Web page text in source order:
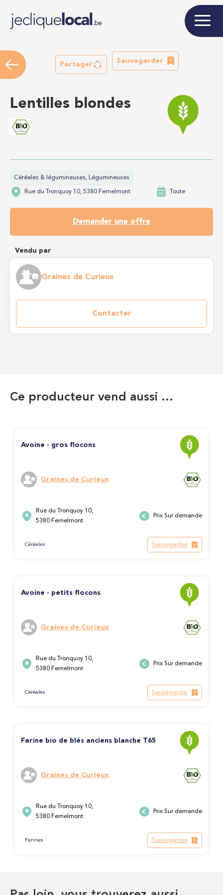
Partager
Sauvegarder
Lentilles blondes
Céréales & légumineuses, Légumineuses
Rue du Tronquoy 10, 5380 Fernelmont Toute
Demander une offre
Vendu par
Graines de Curieux
Contacter
Ce producteur vend aussi …
Avoine - gros flocons
Graines de Curieux
Rue du Tronquoy 10,
5380 Fernelmont
Prix Sur demande
Céréales Sauvegarder
Avoine - petits flocons
Graines de Curieux
Rue du Tronquoy 10,
5380 Fernelmont
Prix Sur demande
Céréales Sauvegarder
Farine bio de blés anciens blanche T65
Graines de Curieux
Rue du Tronquoy 10,
5380 Fernelmont
Prix Sur demande
Farines Sauvegarder